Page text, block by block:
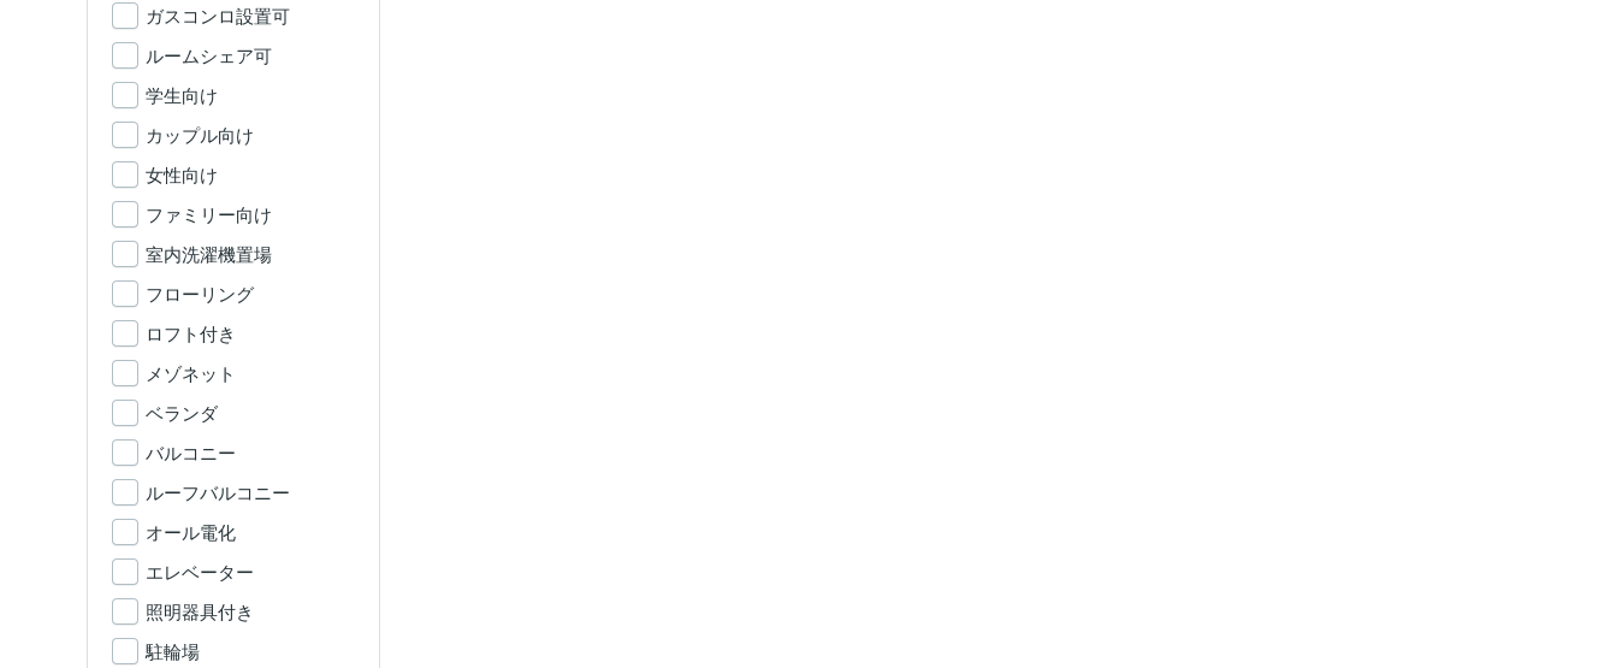
ガスコンロ設置可
ルームシェア可
学生向け
カップル向け
女性向け
ファミリー向け
室内洗濯機置場
フローリング
ロフト付き
メゾネット
ベランダ
バルコニー
ルーフバルコニー
オール電化
エレベーター
照明器具付き
駐輪場